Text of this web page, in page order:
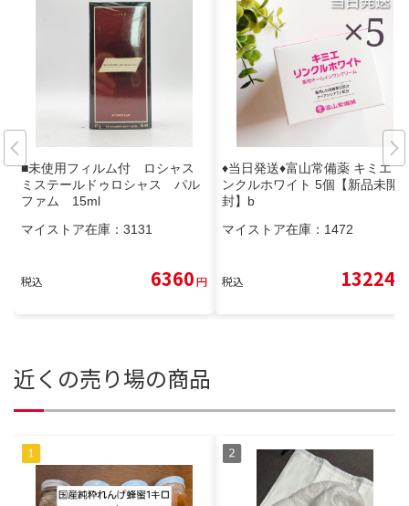
■未使用フィルム付 ロシャス
ミステールドゥロシャス パル
ファム 15ml
マイストア在庫： 3131
税込 6360円
♦当日発送♦富山常備薬 キミエリ
ンクルホワイト 5個【新品未開
封】b
マイストア在庫： 1472
税込 13224
近くの売り場の商品